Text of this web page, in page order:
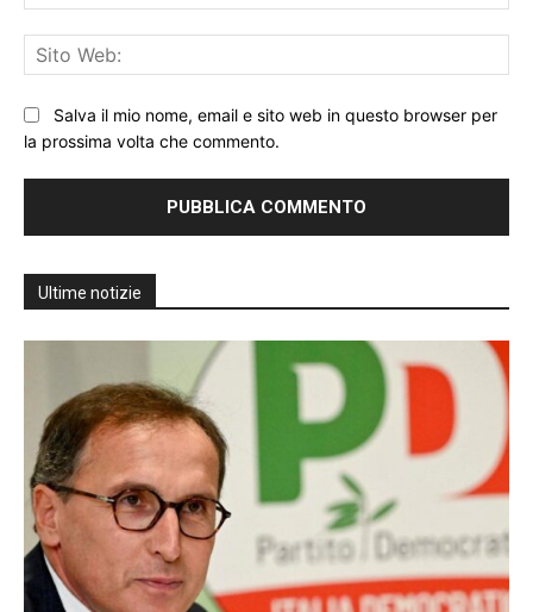
Salva il mio nome, email e sito web in questo browser per
la prossima volta che commento.
Ultime notizie